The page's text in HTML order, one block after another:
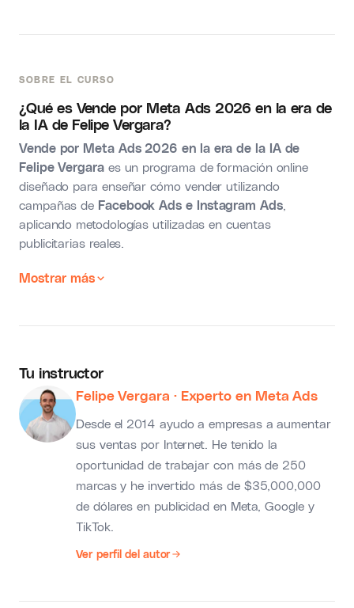
SOBRE EL CURSO
¿Qué es Vende por Meta Ads 2026 en la era de
la IA de Felipe Vergara?
Vende por Meta Ads 2026 en la era de la IA de
Felipe Vergaraes un programa de formación online
diseñado para enseñar cómo vender utilizando
campañas de Facebook Ads e Instagram Ads,
aplicando metodologías utilizadas en cuentas
publicitarias reales.
Mostrar más
Tu instructor
Felipe Vergara · Experto en Meta Ads
Desde el 2014 ayudo a empresas a aumentar
sus ventas por Internet. He tenido la
oportunidad de trabajar con más de 250
marcas y he invertido más de $35,000,000
de dólares en publicidad en Meta, Google y
TikTok.
Ver perfil del autor